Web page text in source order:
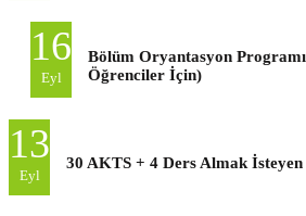
16
Eyl
Bölüm Oryantasyon
Öğrenciler İçin)
13
Eyl
30 AKTS + 4 Ders Almak